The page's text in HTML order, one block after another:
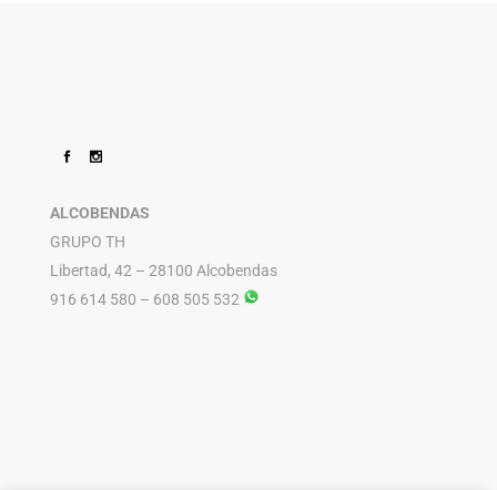
ALCOBENDAS
GRUPO TH
Libertad, 42 – 28100 Alcobendas
916 614 580 – 608 505 532